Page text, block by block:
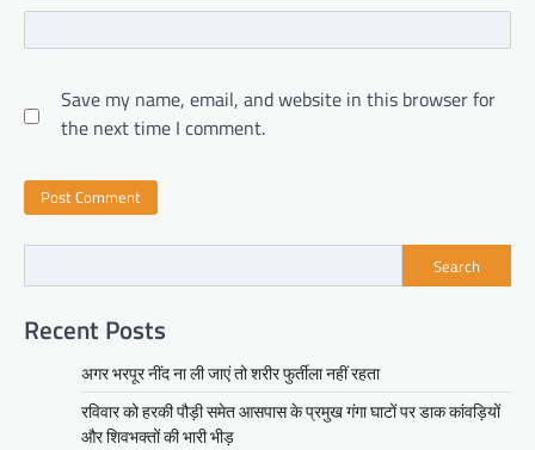
Save my name, email, and website in this browser for
the next time I comment.
Search
Recent Posts
अगर भरपूर नींद ना ली जाएं तो शरीर फुर्तीला नहीं रहता
रविवार को हरकी पौड़ी समेत आसपास के प्रमुख गंगा घाटों पर डाक कांवड़ियों
और शिवभक्तों की भारी भीड़